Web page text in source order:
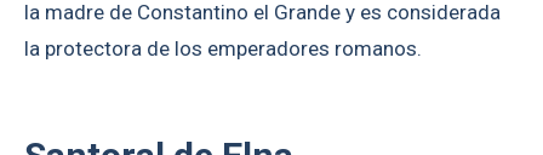
la madre de Constantino el Grande y es considerada
la protectora de los emperadores romanos.